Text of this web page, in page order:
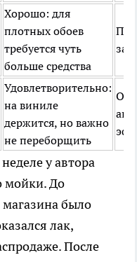
Хорошо: для
плотных обоев
требуется чуть
больше средства
Удовлетворительно:
на виниле
держится, но важно
не переборщить
у автора
мойки. До
было
лак,
После